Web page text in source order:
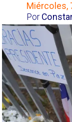
Miércoles,
Por